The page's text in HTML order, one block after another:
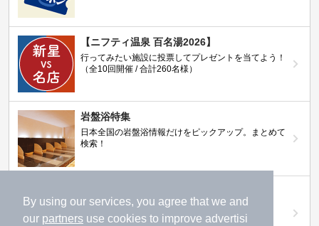
By using our services, you agree that we and
our partners use cookies to improve advertisi
【ニフティ温泉 百名湯2026】
行ってみたい施設に投票してプレゼントを当てよう！
（全10回開催 / 合計260名様）
岩盤浴特集
日本全国の岩盤浴情報だけをピックアップ。まとめて
検索！
温泉にもっと行きたくなる！お得な情報を掲載中